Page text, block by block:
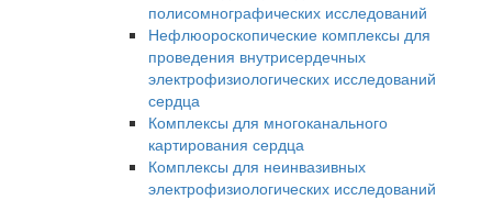
полисомнографических исследований
Нефлюороскопические комплексы для
проведения внутрисердечных
электрофизиологических исследований
сердца
Комплексы для многоканального
картирования сердца
Комплексы для неинвазивных
электрофизиологических исследований